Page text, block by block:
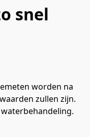
snel
worden na
zullen zijn.